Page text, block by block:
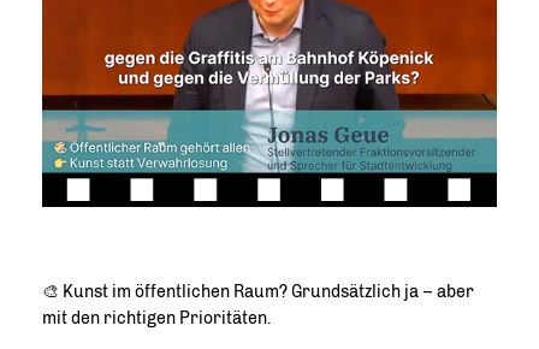
🎨 Kunst im öffentlichen Raum? Grundsätzlich ja – aber
mit den richtigen Prioritäten.